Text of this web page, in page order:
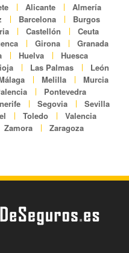
Alicante
Almería
Barcelona
Burgos
Castellón
Ceuta
Girona
Granada
Huelva
Huesca
Las Palmas
León
Melilla
Murcia
Pontevedra
Segovia
Sevilla
Toledo
Valencia
Zamora Zaragoza